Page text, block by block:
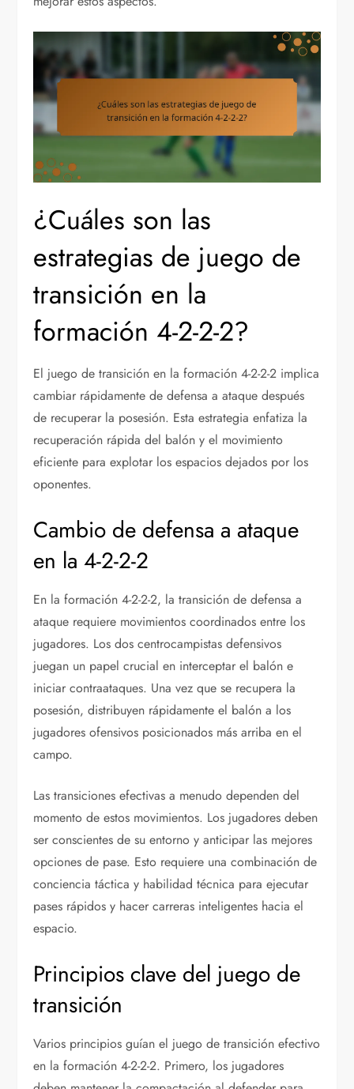
¿Cuáles son las
estrategias de juego de
transición en la
formación 4-2-2-2?
El juego de transición en la formación 4-2-2-2 implica
cambiar rápidamente de defensa a ataque después
de recuperar la posesión. Esta estrategia enfatiza la
recuperación rápida del balón y el movimiento
eficiente para explotar los espacios dejados por los
oponentes.
Cambio de defensa a ataque
en la 4-2-2-2
En la formación 4-2-2-2, la transición de defensa a
ataque requiere movimientos coordinados entre los
jugadores. Los dos centrocampistas defensivos
juegan un papel crucial en interceptar el balón e
iniciar contraataques. Una vez que se recupera la
posesión, distribuyen rápidamente el balón a los
jugadores ofensivos posicionados más arriba en el
campo.
Las transiciones efectivas a menudo dependen del
momento de estos movimientos. Los jugadores deben
ser conscientes de su entorno y anticipar las mejores
opciones de pase. Esto requiere una combinación de
conciencia táctica y habilidad técnica para ejecutar
pases rápidos y hacer carreras inteligentes hacia el
espacio.
Principios clave del juego de
transición
Varios principios guían el juego de transición efectivo
en la formación 4-2-2-2. Primero, los jugadores